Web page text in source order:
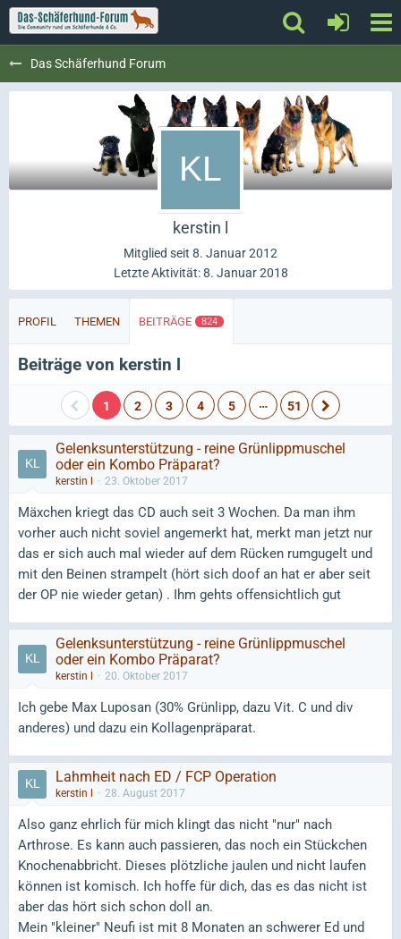
Das Schäferhund Forum
kerstin l
Mitglied seit 8. Januar 2012
Letzte Aktivität:8. Januar 2018
PROFIL THEMEN BEITRÄGE 824
Beiträge von kerstin l
1 2 3 4 5 … 51
Gelenksunterstützung - reine Grünlippmuschel
oder ein Kombo Präparat?
kerstin l 23. Oktober 2017
Mäxchen kriegt das CD auch seit 3 Wochen. Da man ihm
vorher auch nicht soviel angemerkt hat, merkt man jetzt nur
das er sich auch mal wieder auf dem Rücken rumgugelt und
mit den Beinen strampelt (hört sich doof an hat er aber seit
der OP nie wieder getan) . Ihm gehts offensichtlich gut
Gelenksunterstützung - reine Grünlippmuschel
oder ein Kombo Präparat?
kerstin l 20. Oktober 2017
Ich gebe Max Luposan (30% Grünlipp, dazu Vit. C und div
anderes) und dazu ein Kollagenpräparat.
Lahmheit nach ED / FCP Operation
kerstin l 28. August 2017
Also ganz ehrlich für mich klingt das nicht "nur" nach
Arthrose. Es kann auch passieren, das noch ein Stückchen
Knochenabbricht. Dieses plötzliche jaulen und nicht laufen
können ist komisch. Ich hoffe für dich, das es das nicht ist
aber das hört sich schon doll an.
Mein "kleiner" Neufi ist mit 8 Monaten an schwerer Ed und